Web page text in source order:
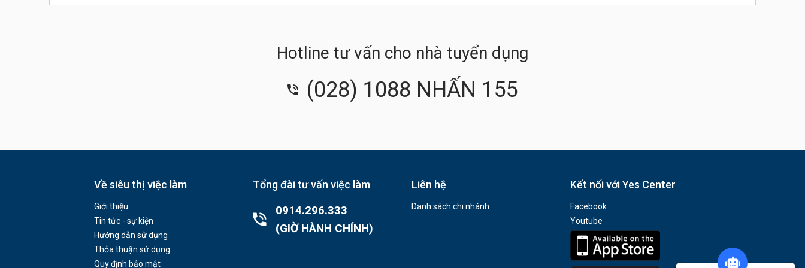
Hotline tư vấn cho nhà tuyển dụng
(028) 1088 NHẤN 155
Về siêu thị việc làm
Giới thiệu
Tin tức - sự kiện
Hướng dẫn sử dụng
Thỏa thuận sử dụng
Quy định bảo mật
Tổng đài tư vấn việc làm
0914.296.333
(GIỜ HÀNH CHÍNH)
Liên hệ
Danh sách chi nhánh
Kết nối với Yes Center
Facebook
Youtube